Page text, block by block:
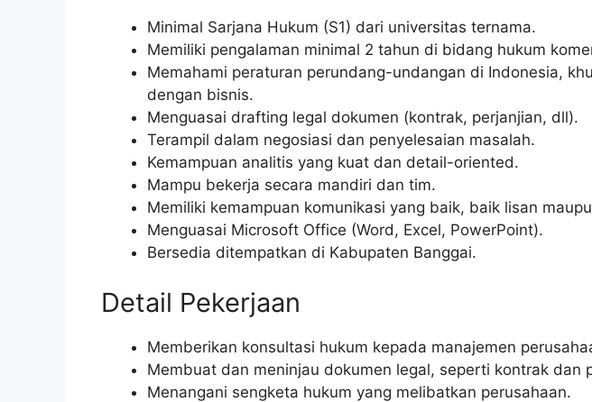
Minimal Sarjana Hukum (S1) dari universitas ternama.
Memiliki pengalaman minimal 2 tahun di bidang hukum
Memahami peraturan perundang-undangan di Indonesia,
dengan bisnis.
Menguasai drafting legal dokumen (kontrak, perjanjian, dll).
Terampil dalam negosiasi dan penyelesaian masalah.
Kemampuan analitis yang kuat dan detail-oriented.
Mampu bekerja secara mandiri dan tim.
Memiliki kemampuan komunikasi yang baik, baik lisan
Menguasai Microsoft Office (Word, Excel, PowerPoint).
Bersedia ditempatkan di Kabupaten Banggai.
Detail Pekerjaan
Memberikan konsultasi hukum kepada manajemen
Membuat dan meninjau dokumen legal, seperti kontrak dan
Menangani sengketa hukum yang melibatkan perusahaan.